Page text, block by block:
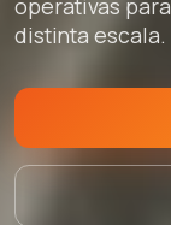
operativas
distinta escala.